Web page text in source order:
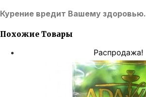
Курение вредит Вашему здоровью.
Похожие Товары
Распродажа!